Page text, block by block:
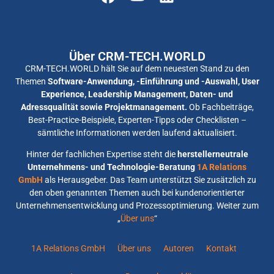
Über CRM-TECH.WORLD
CRM-TECH.WORLD hält Sie auf dem neuesten Stand zu den
Themen Software-Anwendung, -Einführung und -Auswahl, User
Experience, Leadership Management, Daten- und
Adressqualität sowie Projektmanagement. Ob Fachbeiträge,
Best-Practice-Beispiele, Experten-Tipps oder Checklisten –
sämtliche Informationen werden laufend aktualisiert.
Hinter der fachlichen Expertise steht die herstellerneutrale
Unternehmens- und Technologie-Beratung 1A Relations
GmbH als Herausgeber. Das Team unterstützt Sie zusätzlich zu
den oben genannten Themen auch bei kundenorientierter
Unternehmensentwicklung und Prozessoptimierung. Weiter zum
„Über uns“
1A Relations GmbH Über uns Autoren Kontakt